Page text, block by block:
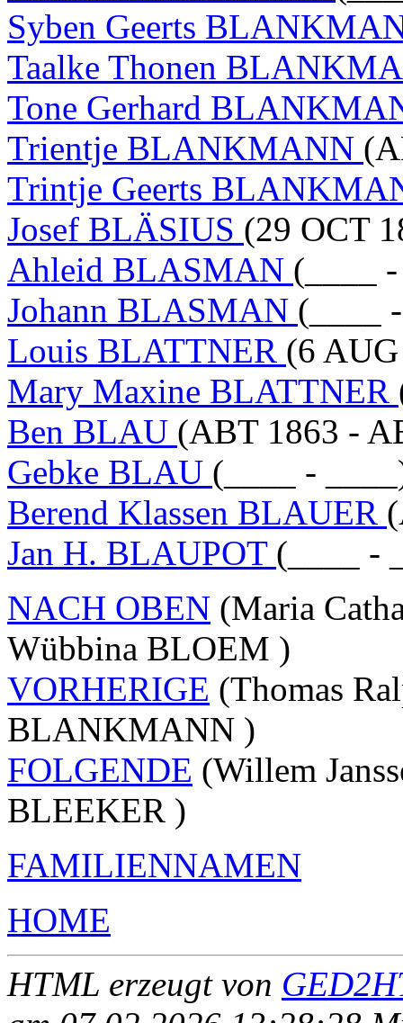
Syben Geerts
Taalke Thonen
Tone Gerhard
Trientje BLANKMANN
Trintje Geerts
Josef BLÄSIUS (29 OCT
Ahleid BLASMAN (____
Johann BLASMAN (____
Louis BLATTNER (6
Mary Maxine BLATTNER
Ben BLAU (ABT 1863 -
Gebke BLAU (____ -
Berend Klassen BLAUER
Jan H. BLAUPOT (____ -
NACH OBEN (Maria
Wübbina BLOEM )
VORHERIGE (Thomas
BLANKMANN )
FOLGENDE (Willem
BLEEKER )
FAMILIENNAMEN
HOME
HTML erzeugt von